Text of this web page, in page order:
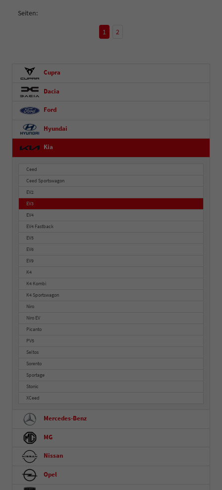
Seiten:
1 2
Cupra
Dacia
Ford
Hyundai
Kia
Ceed
Ceed Sportswagon
EV2
EV3
EV4
EV4 Fastback
EV5
EV6
EV9
K4
K4 Kombi
K4 Sportswagon
Niro
Niro EV
Picanto
PV5
Seltos
Sorento
Sportage
Stonic
XCeed
Mercedes-Benz
MG
Nissan
Opel